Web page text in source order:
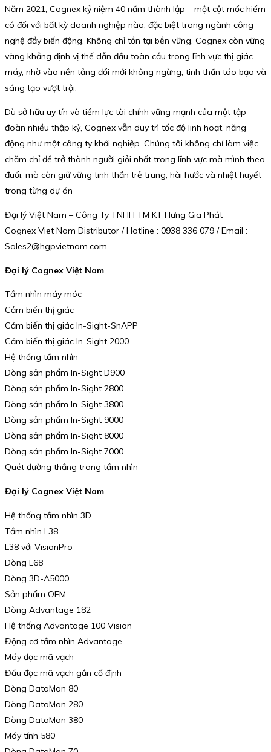
Năm 2021, Cognex kỷ niệm 40 năm thành lập – một cột mốc hiếm
có đối với bất kỳ doanh nghiệp nào, đặc biệt trong ngành công
nghệ đầy biến động. Không chỉ tồn tại bền vững, Cognex còn vững
vàng khẳng định vị thế dẫn đầu toàn cầu trong lĩnh vực thị giác
máy, nhờ vào nền tảng đổi mới không ngừng, tinh thần táo bạo và
sáng tạo vượt trội.
Dù sở hữu uy tín và tiềm lực tài chính vững mạnh của một tập
đoàn nhiều thập kỷ, Cognex vẫn duy trì tốc độ linh hoạt, năng
động như một công ty khởi nghiệp. Chúng tôi không chỉ làm việc
chăm chỉ để trở thành người giỏi nhất trong lĩnh vực mà mình theo
đuổi, mà còn giữ vững tinh thần trẻ trung, hài hước và nhiệt huyết
trong từng dự án
Đại lý Việt Nam – Công Ty TNHH TM KT Hưng Gia Phát
Cognex Viet Nam Distributor / Hotline : 0938 336 079 / Email :
Sales2@hgpvietnam.com
Đại lý Cognex Việt Nam
Tầm nhìn máy móc
Cảm biến thị giác
Cảm biến thị giác In-Sight-SnAPP
Cảm biến thị giác In-Sight 2000
Hệ thống tầm nhìn
Dòng sản phẩm In-Sight D900
Dòng sản phẩm In-Sight 2800
Dòng sản phẩm In-Sight 3800
Dòng sản phẩm In-Sight 9000
Dòng sản phẩm In-Sight 8000
Dòng sản phẩm In-Sight 7000
Quét đường thẳng trong tầm nhìn
Đại lý Cognex Việt Nam
Hệ thống tầm nhìn 3D
Tầm nhìn L38
L38 với VisionPro
Dòng L68
Dòng 3D-A5000
Sản phẩm OEM
Dòng Advantage 182
Hệ thống Advantage 100 Vision
Động cơ tầm nhìn Advantage
Máy đọc mã vạch
Đầu đọc mã vạch gắn cố định
Dòng DataMan 80
Dòng DataMan 280
Dòng DataMan 380
Máy tính 580